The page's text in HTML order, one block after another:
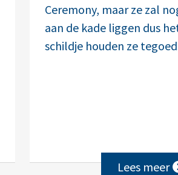
Ceremony, maar ze zal
aan de kade liggen dus
schildje houden ze
Lees meer